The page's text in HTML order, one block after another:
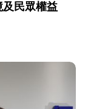
民眾權益